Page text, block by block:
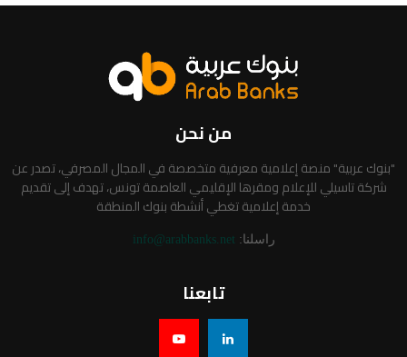
من نحن
"بنوك عربية" منصة إعلامية معرفية متخصصة في المجال المصرفي، تصدر عن
شركة تاسيلي للإعلام ومقرها الإقليمي العاصمة تونس، تهدف إلى تقديم
خدمة إعلامية تغطي أنشطة بنوك المنطقة
راسلنا: info@arabbanks.net
تابعنا